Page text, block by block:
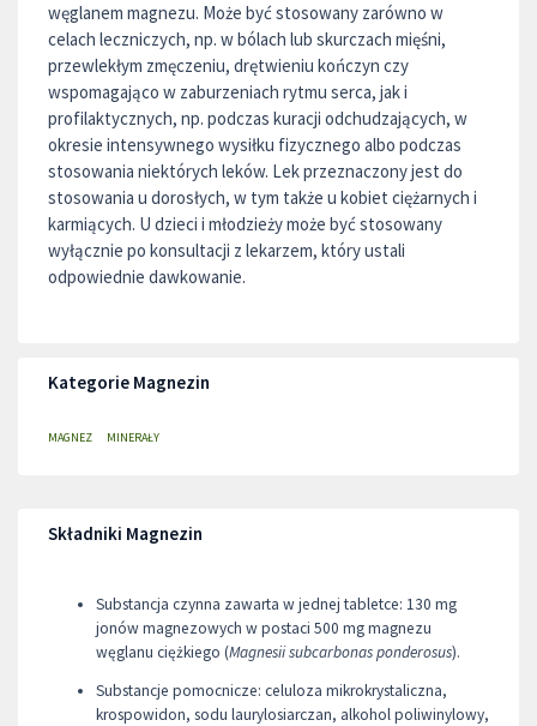
węglanem magnezu. Może być stosowany zarówno w
celach leczniczych, np. w bólach lub skurczach mięśni,
przewlekłym zmęczeniu, drętwieniu kończyn czy
wspomagająco w zaburzeniach rytmu serca, jak i
profilaktycznych, np. podczas kuracji odchudzających, w
okresie intensywnego wysiłku fizycznego albo podczas
stosowania niektórych leków. Lek przeznaczony jest do
stosowania u dorosłych, w tym także u kobiet ciężarnych i
karmiących. U dzieci i młodzieży może być stosowany
wyłącznie po konsultacji z lekarzem, który ustali
odpowiednie dawkowanie.
Kategorie Magnezin
MAGNEZ MINERAŁY
Składniki Magnezin
Substancja czynna zawarta w jednej tabletce: 130 mg
jonów magnezowych w postaci 500 mg magnezu
węglanu ciężkiego (Magnesii subcarbonas ponderosus).
Substancje pomocnicze: celuloza mikrokrystaliczna,
krospowidon, sodu laurylosiarczan, alkohol poliwinylowy,